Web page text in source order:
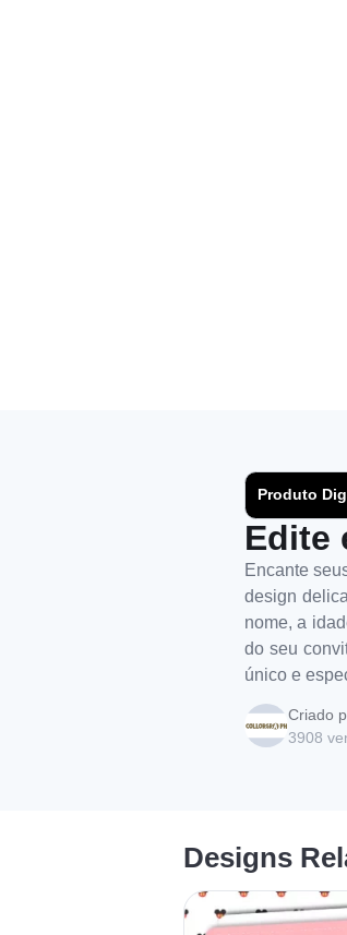
Produto
Edite
Encante
design
nome, a
do seu
único e
Criado
3908
Designs